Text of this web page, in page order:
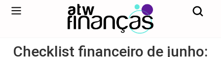
Checklist financeiro de junho: